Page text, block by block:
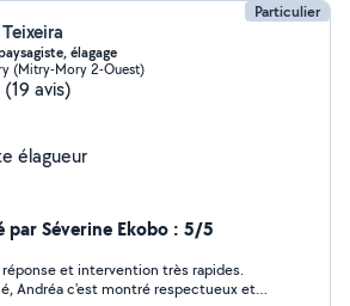
Particulier
élagage
(Mitry-Mory 2-Ouest)
(19 avis)
élagueur
par Séverine Ekobo : 5/5
réponse et intervention très rapides.
Andréa c'est montré respectueux et